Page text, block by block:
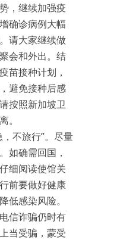
，继续加强疫
确诊病例大幅
请大家继续做
会和外出。结
苗接种计划，
避免接种后感
按照新加坡卫
。
不旅行”。尽量
如确需回国，
细阅读使馆关
前要做好健康
低感染风险。
信诈骗仍时有
当受骗，蒙受